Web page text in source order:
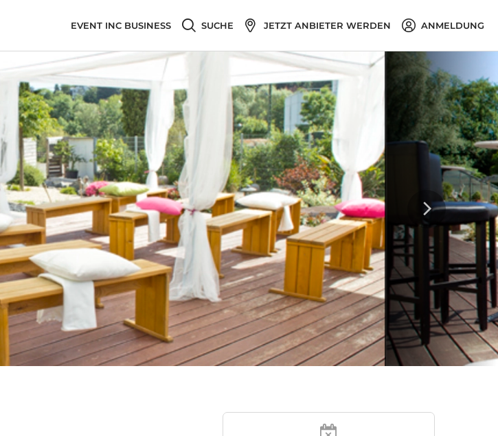
EVENT INC BUSINESS SUCHE JETZT ANBIETER WERDEN ANMELDUNG